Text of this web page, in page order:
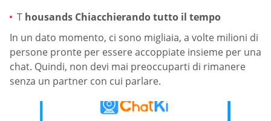
T housands Chiacchierando tutto il tempo
In un dato momento, ci sono migliaia, a volte milioni di
persone pronte per essere accoppiate insieme per una
chat. Quindi, non devi mai preoccuparti di rimanere
senza un partner con cui parlare.